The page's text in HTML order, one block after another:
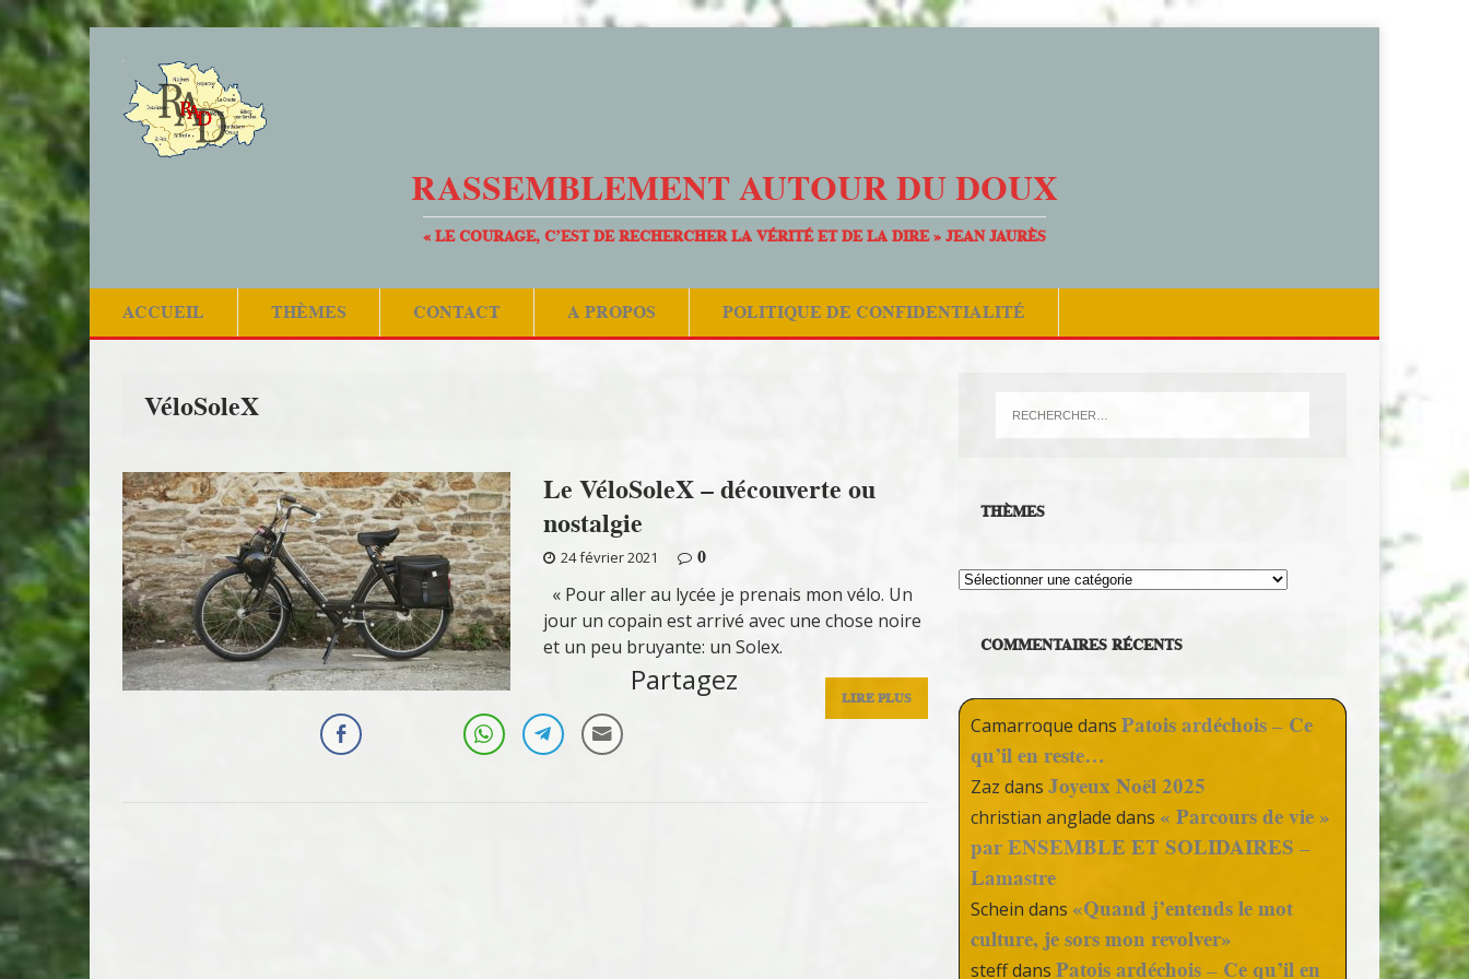
RASSEMBLEMENT AUTOUR DU DOUX
« LE COURAGE, C’EST DE RECHERCHER LA VÉRITÉ ET DE LA DIRE » JEAN JAURÈS
ACCUEIL THÈMES CONTACT A PROPOS POLITIQUE DE CONFIDENTIALITÉ
VéloSoleX
Le VéloSoleX – découverte ou
nostalgie
24 février 2021
0
« Pour aller au lycée je prenais mon vélo. Un
jour un copain est arrivé avec une chose noire
et un peu bruyante: un Solex.
LIRE PLUS
Partagez
THÈMES
Thèmes
COMMENTAIRES RÉCENTS
Camarroque dansPatois ardéchois – Ce
qu’il en reste…
Zaz dansJoyeux Noël 2025
christian anglade dans « Parcours de vie »
par ENSEMBLE ET SOLIDAIRES –
Lamastre
Schein dans «Quand j’entends le mot
culture, je sors mon revolver»
steffdansPatois ardéchois – Ce qu’il en